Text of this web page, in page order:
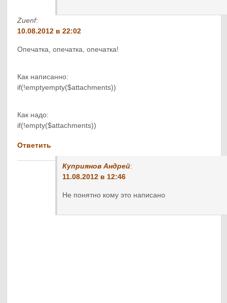
Zuenf:
10.08.2012 в 22:02
Опечатка, опечатка, опечатка!
Как написанно:
if(!emptyempty($attachments))
Как надо:
if(!empty($attachments))
Ответить
Куприянов Андрей:
11.08.2012 в 12:46
Не понятно кому это написано